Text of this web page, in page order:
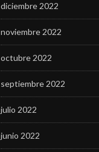
diciembre 2022
noviembre 2022
octubre 2022
septiembre 2022
julio 2022
junio 2022